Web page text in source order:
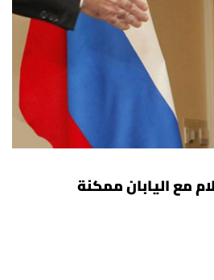
مع اليابان ممكنة